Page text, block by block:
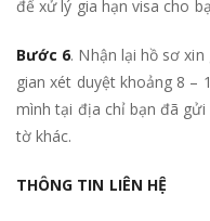
để xử lý gia hạn visa cho
Bước 6. Nhận lại hồ sơ
gian xét duyệt khoảng 8 –
mình tại địa chỉ bạn đã
tờ khác.
THÔNG TIN LIÊN HỆ